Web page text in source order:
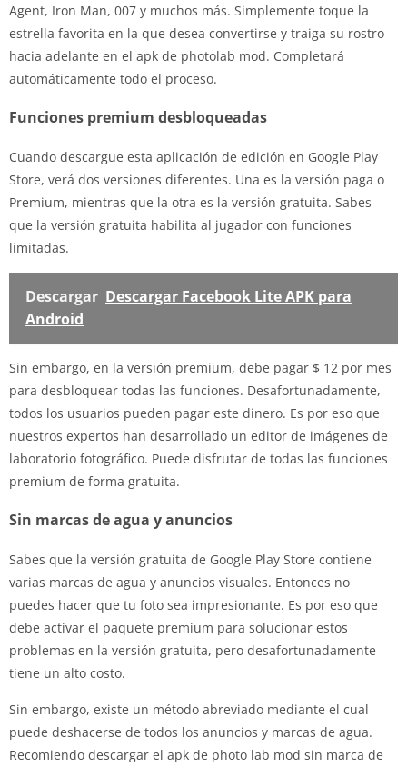
Agent, Iron Man, 007 y muchos más. Simplemente toque la
estrella favorita en la que desea convertirse y traiga su rostro
hacia adelante en el apk de photolab mod. Completará
automáticamente todo el proceso.
Funciones premium desbloqueadas
Cuando descargue esta aplicación de edición en Google Play
Store, verá dos versiones diferentes. Una es la versión paga o
Premium, mientras que la otra es la versión gratuita. Sabes
que la versión gratuita habilita al jugador con funciones
limitadas.
Descargar Descargar Facebook Lite APK para
Android
Sin embargo, en la versión premium, debe pagar $ 12 por mes
para desbloquear todas las funciones. Desafortunadamente,
todos los usuarios pueden pagar este dinero. Es por eso que
nuestros expertos han desarrollado un editor de imágenes de
laboratorio fotográfico. Puede disfrutar de todas las funciones
premium de forma gratuita.
Sin marcas de agua y anuncios
Sabes que la versión gratuita de Google Play Store contiene
varias marcas de agua y anuncios visuales. Entonces no
puedes hacer que tu foto sea impresionante. Es por eso que
debe activar el paquete premium para solucionar estos
problemas en la versión gratuita, pero desafortunadamente
tiene un alto costo.
Sin embargo, existe un método abreviado mediante el cual
puede deshacerse de todos los anuncios y marcas de agua.
Recomiendo descargar el apk de photo lab mod sin marca de